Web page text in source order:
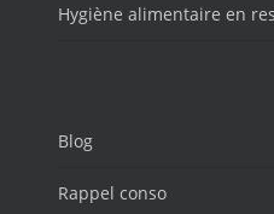
Hygiène alimentaire en
Blog
Rappel conso